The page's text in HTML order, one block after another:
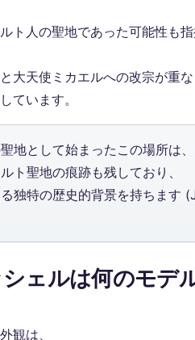
ト人の聖地であった可能性も
大天使ミカエルへの改宗が重
ています。
地として始まったこの場所は、
ト聖地の痕跡も残しており、
独特の歴史的背景を持ちます
ェルは何のモデ
観は、